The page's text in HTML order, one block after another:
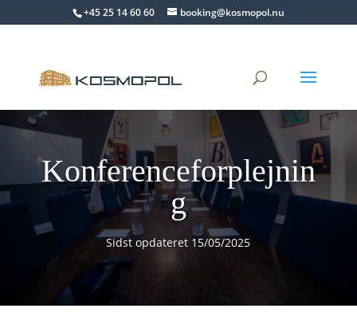
+45 25 14 60 60 booking@kosmopol.nu
Konferenceforplejnin
g
Sidst opdateret 15/05/2025